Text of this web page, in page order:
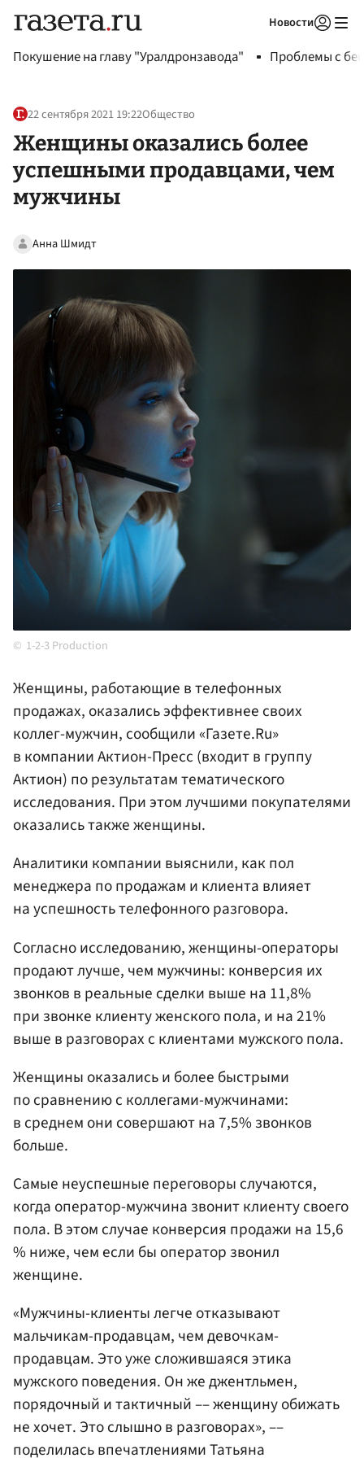
Новости
Покушение на главу "Уралдронзавода" Проблемы с
22 сентября 2021 19:22Общество
Женщины оказались более
успешными продавцами, чем
мужчины
Анна Шмидт
1-2-3 Production
Женщины, работающие в телефонных
продажах, оказались эффективнее своих
коллег-мужчин, сообщили «Газете.Ru»
в компании Актион-Пресс (входит в группу
Актион) по результатам тематического
исследования. При этом лучшими покупателями
оказались также женщины.
Аналитики компании выяснили, как пол
менеджера по продажам и клиента влияет
на успешность телефонного разговора.
Согласно исследованию, женщины-операторы
продают лучше, чем мужчины: конверсия их
звонков в реальные сделки выше на 11,8%
при звонке клиенту женского пола, и на 21%
выше в разговорах с клиентами мужского пола.
Женщины оказались и более быстрыми
по сравнению с коллегами-мужчинами:
в среднем они совершают на 7,5% звонков
больше.
Самые неуспешные переговоры случаются,
когда оператор-мужчина звонит клиенту своего
пола. В этом случае конверсия продажи на 15,6
% ниже, чем если бы оператор звонил
женщине.
«Мужчины-клиенты легче отказывают
мальчикам-продавцам, чем девочкам-
продавцам. Это уже сложившаяся этика
мужского поведения. Он же джентльмен,
порядочный и тактичный –– женщину обижать
не хочет. Это слышно в разговорах», ––
поделилась впечатлениями Татьяна